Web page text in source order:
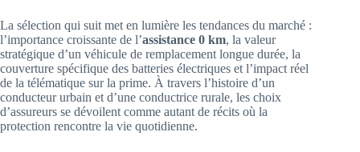
La sélection qui suit met en lumière les tendances du marché :
l’importance croissante de l’assistance 0 km, la valeur
stratégique d’un véhicule de remplacement longue durée, la
couverture spécifique des batteries électriques et l’impact réel
de la télématique sur la prime. À travers l’histoire d’un
conducteur urbain et d’une conductrice rurale, les choix
d’assureurs se dévoilent comme autant de récits où la
protection rencontre la vie quotidienne.